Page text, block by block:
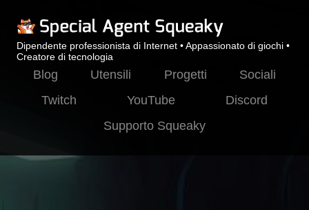
Dipendente professionista di Internet • Appassionato di giochi •
Creatore di tecnologia
Blog Utensili Progetti
Sociali
Twitch
YouTube
Discord
Supporto Squeaky